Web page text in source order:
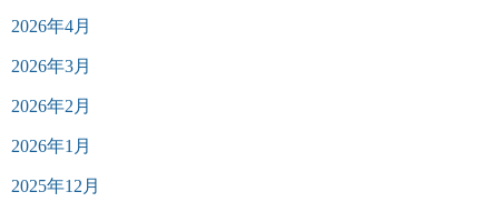
2026年4月
2026年3月
2026年2月
2026年1月
2025年12月